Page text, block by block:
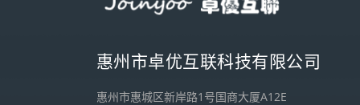
惠州市卓优互联科技有限公司
惠州市惠城区新岸路1号国商大厦A12E